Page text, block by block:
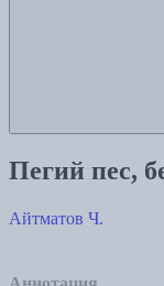
Пегий пес,
Айтматов Ч.